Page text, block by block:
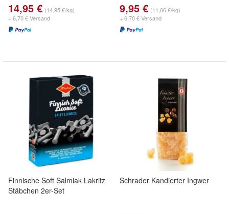
14,95 € (14,95 €/kg)
+ 6,70 € Versand
9,95 € (11,06 €/kg)
+ 6,70 € Versand
Finnische Soft Salmiak Lakritz
Stäbchen 2er-Set
Schrader Kandierter Ingwer